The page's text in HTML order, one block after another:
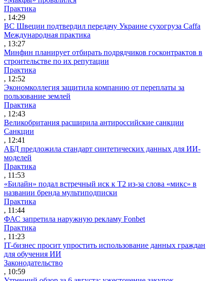
Практика
, 14:29
ВС Швеции подтвердил передачу Украине сухогруза Caffa
Международная практика
, 13:27
Минфин планирует отбирать подрядчиков госконтрактов в
строительстве по их репутации
Практика
, 12:52
Экономколлегия защитила компанию от переплаты за
пользование землей
Практика
, 12:43
Великобритания расширила антироссийские санкции
Санкции
, 12:41
АБД предложила стандарт синтетических данных для ИИ-
моделей
Практика
, 11:53
«Билайн» подал встречный иск к Т2 из-за слова «микс» в
названии бренда мультиподписки
Практика
, 11:44
ФАС запретила наружную рекламу Fonbet
Практика
, 11:23
IT-бизнес просит упростить использование данных граждан
для обучения ИИ
Законодательство
, 10:59